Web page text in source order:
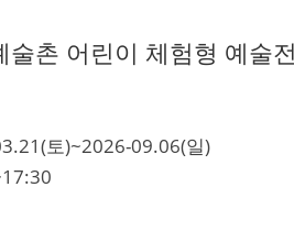
술촌 어린이 체험형 예술
토)~2026-09.06(일)